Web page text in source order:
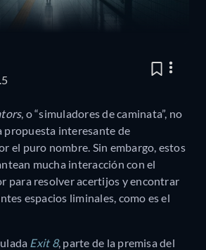
, o “simuladores de caminata”, no
propuesta interesante de
el puro nombre. Sin embargo, estos
mucha interacción con el
para resolver acertijos y encontrar
espacios liminales, como es el
Exit 8, parte de la premisa del